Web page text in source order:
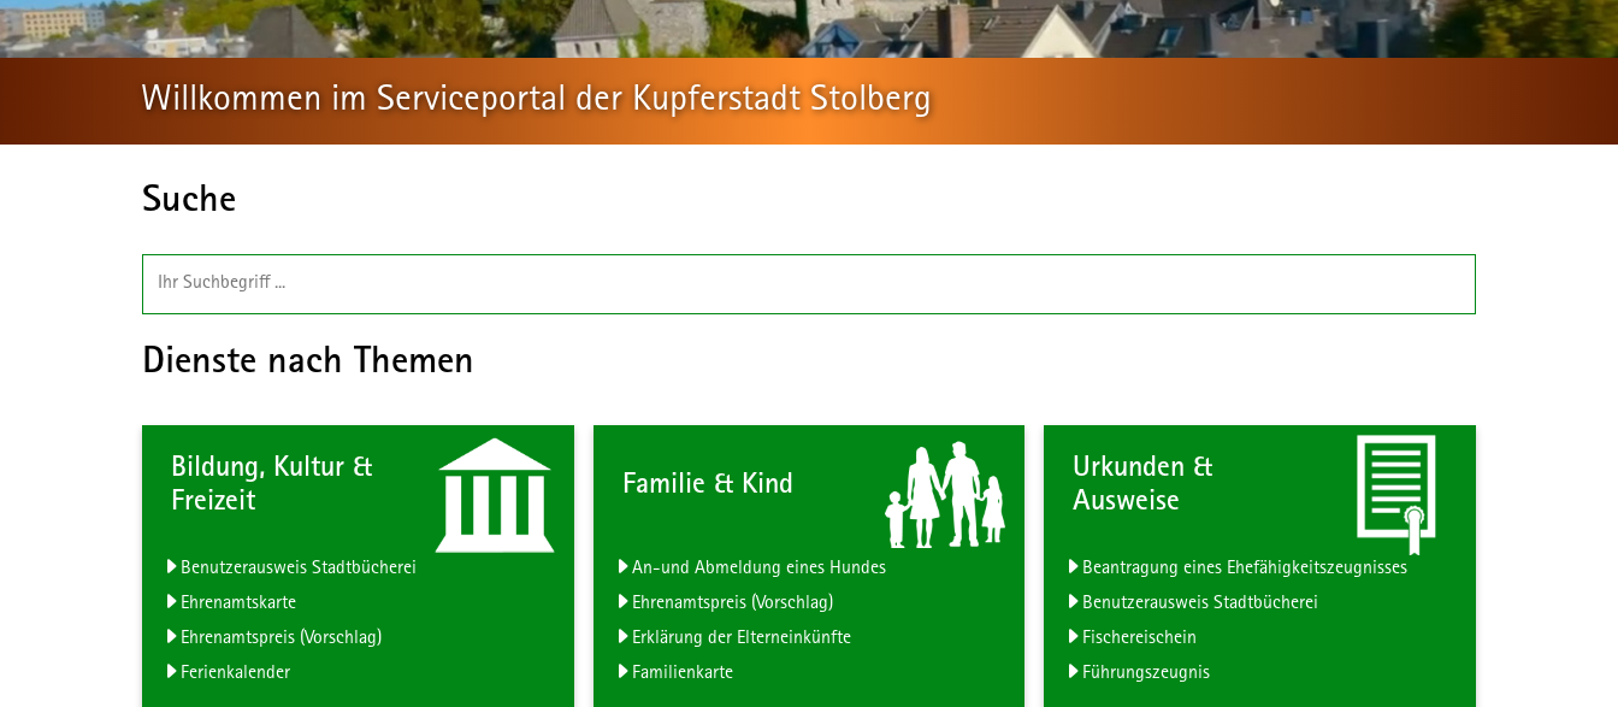
Willkommen im Serviceportal der Kupferstadt Stolberg
Suche
Dienste nach Themen
Bildung, Kultur &
Freizeit
Benutzerausweis Stadtbücherei
Ehrenamtskarte
Ehrenamtspreis (Vorschlag)
Ferienkalender
Familie & Kind
An-und Abmeldung eines Hundes
Ehrenamtspreis (Vorschlag)
Erklärung der Elterneinkünfte
Familienkarte
Urkunden &
Ausweise
Beantragung eines Ehefähigkeitszeugnisses
Benutzerausweis Stadtbücherei
Fischereischein
Führungszeugnis